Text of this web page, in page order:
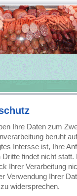
Ihre Daten zum
beruht
Intersse ist, Ihre
Dritte findet nicht
Ihrer Verarbeitung
Verwendung Ihrer
widersprechen.